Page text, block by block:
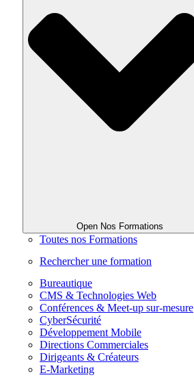
Open Nos Formations
Toutes nos Formations
Rechercher une formation
Bureautique
CMS & Technologies Web
Conférences & Meet-up sur-mesure
CyberSécurité
Développement Mobile
Directions Commerciales
Dirigeants & Créateurs
E-Marketing